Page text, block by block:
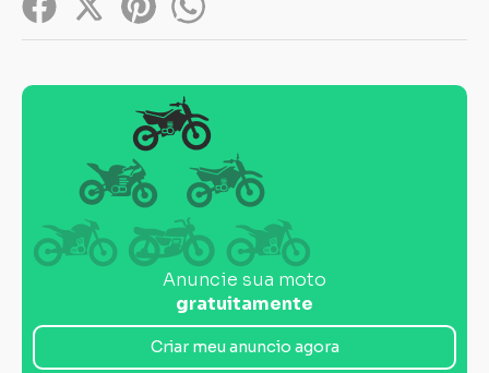
Anuncie sua moto
gratuitamente
Criar meu anuncio agora